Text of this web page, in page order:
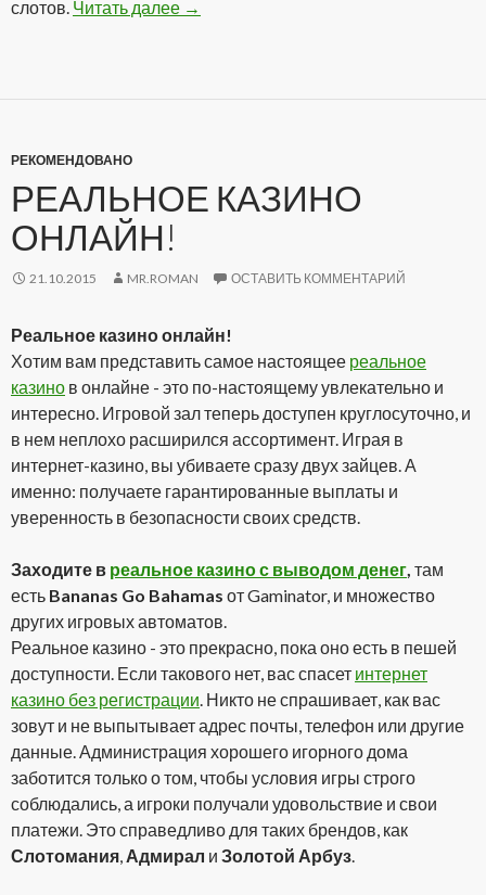
слотов. Читать далее Аппараты онлайн на реальные
→
РЕКОМЕНДОВАНО
РЕАЛЬНОЕ КАЗИНО
ОНЛАЙН!
21.10.2015 MR.ROMAN ОСТАВИТЬ КОММЕНТАРИЙ
Реальное казино онлайн!
Хотим вам представить самое настоящее реальное
казино в онлайне - это по-настоящему увлекательно и
интересно. Игровой зал теперь доступен круглосуточно, и
в нем неплохо расширился ассортимент. Играя в
интернет-казино, вы убиваете сразу двух зайцев. А
именно: получаете гарантированные выплаты и
уверенность в безопасности своих средств.
Заходите в реальное казино с выводом денег там
есть Bananas Go Bahamas от Gaminator, и множество
других игровых автоматов.
Реальное казино - это прекрасно, пока оно есть в пешей
доступности. Если такового нет, вас спасет интернет
казино без регистрации . Никто не спрашивает, как вас
зовут и не выпытывает адрес почты, телефон или другие
данные. Администрация хорошего игорного дома
заботится только о том, чтобы условия игры строго
соблюдались, а игроки получали удовольствие и свои
платежи. Это справедливо для таких брендов, как
Слотомания Адмирал и Золотой Арбуз